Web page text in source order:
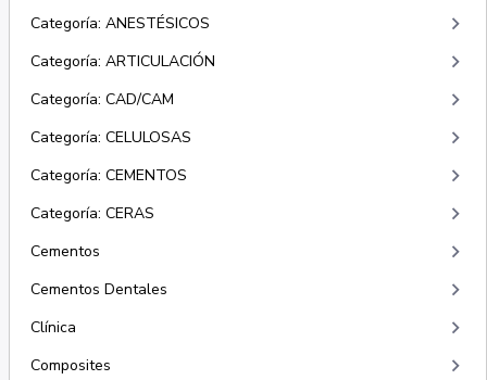
Categoría: ANESTÉSICOS keyboard_arrow_right
Categoría: ARTICULACIÓN keyboard_arrow_right
Categoría: CAD/CAM keyboard_arrow_right
Categoría: CELULOSAS keyboard_arrow_right
Categoría: CEMENTOS keyboard_arrow_right
Categoría: CERAS keyboard_arrow_right
Cementos keyboard_arrow_right
Cementos Dentales keyboard_arrow_right
Clínica keyboard_arrow_right
Composites keyboard_arrow_right